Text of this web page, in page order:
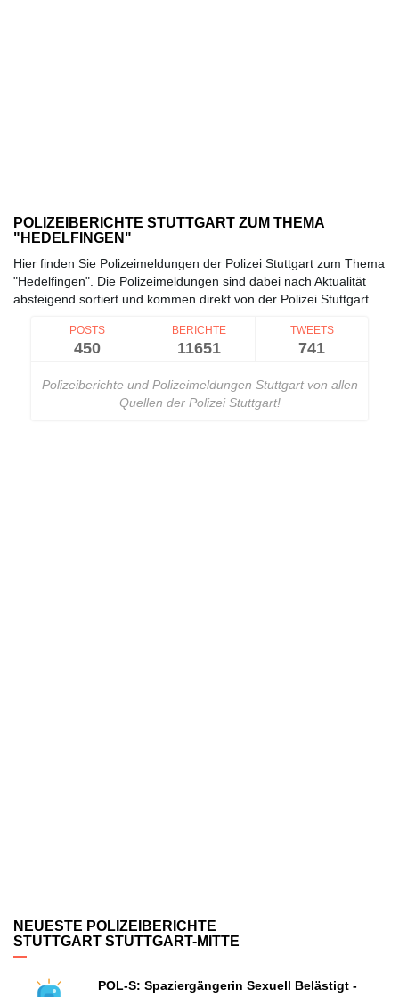
POLIZEIBERICHTE STUTTGART ZUM THEMA
"HEDELFINGEN"
Hier finden Sie Polizeimeldungen der Polizei Stuttgart zum Thema
"Hedelfingen". Die Polizeimeldungen sind dabei nach Aktualität
absteigend sortiert und kommen direkt von der Polizei Stuttgart.
POSTS
450
BERICHTE
11651
TWEETS
741
Polizeiberichte und Polizeimeldungen Stuttgart von allen
Quellen der Polizei Stuttgart!
NEUESTE POLIZEIBERICHTE
STUTTGART STUTTGART-MITTE
POL-S: Spaziergängerin Sexuell Belästigt -